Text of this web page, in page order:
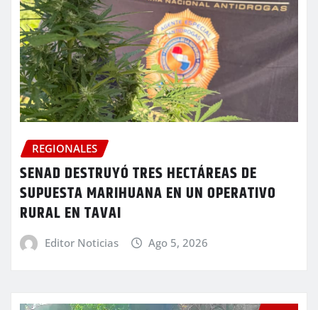
REGIONALES
SENAD DESTRUYÓ TRES HECTÁREAS DE
SUPUESTA MARIHUANA EN UN OPERATIVO
RURAL EN TAVAI
Editor Noticias Ago 5, 2026